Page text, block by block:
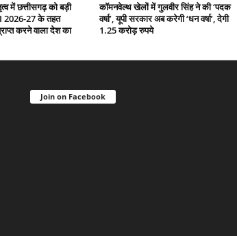
में छत्तीसगढ़ को बड़ी
2026-27 के तहत
करने वाला देश का
कॉमनवेल्थ खेलों में गुलवीर सिंह ने की ‘पदक
वर्षा’, यूपी सरकार अब करेगी ‘धन वर्षा’, देगी
1.25 करोड़ रुपये
Join on Facebook